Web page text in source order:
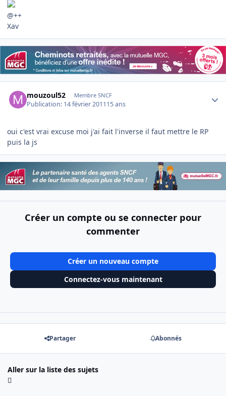
@++
Xav
mouzoul52 Membre SNCF
Publication: 14 février 201115 ans
oui c'est vrai excuse moi j'ai fait l'inverse il faut mettre le RP
puis la js
Créer un compte ou se connecter pour
commenter
Créer un nouveau compte
Connectez-vous maintenant
Partager Abonnés
Aller sur la liste des sujets